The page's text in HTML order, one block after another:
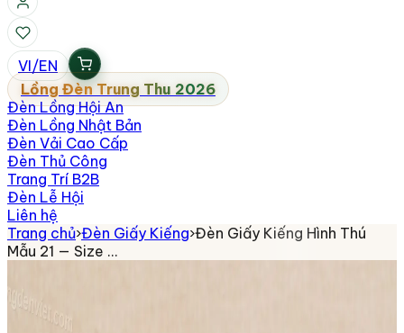
VI/EN
Lồng Đèn Trung Thu 2026
Đèn Lồng Hội An
Đèn Lồng Nhật Bản
Đèn Vải Cao Cấp
Đèn Thủ Công
Trang Trí B2B
Đèn Lễ Hội
Liên hệ
Trang chủ›Đèn Giấy Kiếng›Đèn Giấy Kiếng Hình Thú
Mẫu 21 — Size …